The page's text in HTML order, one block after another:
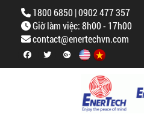
1800 6850 | 0902 477 357
Giờ làm việc: 8h00 - 17h00
contact@enertechvn.com